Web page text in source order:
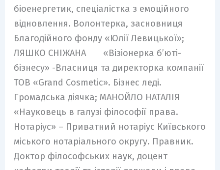
біоенергетик, спеціалістка з емоційного
відновлення. Волонтерка, засновниця
Благодійного фонду «Юлії Левицької»;
ЛЯШКО СНІЖАНА «Візіонерка б’юті-
бізнесу» -Власниця та директорка компанії
ТОВ «Grand Cosmetic». Бізнес леді.
Громадська діячка; МАНОЙЛО НАТАЛІЯ
«Науковець в галузі філософії права.
Нотаріус» – Приватний нотаріус Київського
міського нотаріального округу. Правник.
Доктор філософських наук, доцент